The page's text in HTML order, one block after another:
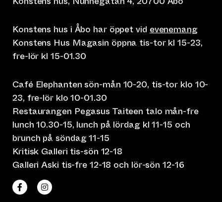
Konstens hus i Åbo har öppet vid evenemang
Konstens Hus Magasin öppna tis-tor kl 15-23,
fre-lör kl 15-01.30
Café Elephanten sön-mån 10-20, tis-tor klo 10-
23, fre-lör klo 10-01.30
Restaurangen Pegasus Taiteen talo mån-fre
lunch 10.30-15, lunch på lördag kl 11-15 och
brunch på söndag 11-15
Kritisk Galleri tis-sön 12-18
Galleri Aski tis-fre 12-18 och lör-sön 12-16
Taiteen talo Facebookissa
(leder till annan webbtjänst)
Taiteen talo Instagramissa
(leder till annan webbtjänst)